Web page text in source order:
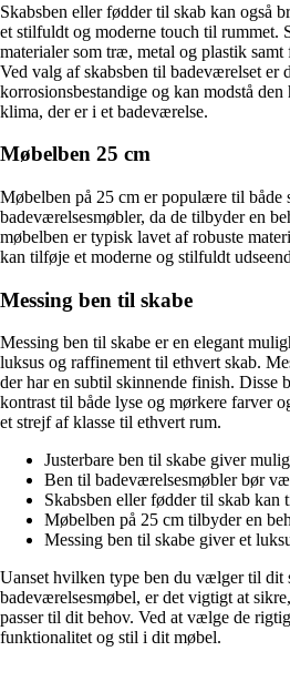
Skabsben eller fødder til skab kan også
et stilfuldt og moderne touch til rummet.
materialer som træ, metal og plastik
Ved valg af skabsben til badeværelset er
korrosionsbestandige og kan modstå
klima, der er i et badeværelse.
Møbelben 25 cm
Møbelben på 25 cm er populære til både
badeværelsesmøbler, da de tilbyder en
møbelben er typisk lavet af robuste
kan tilføje et moderne og stilfuldt
Messing ben til skabe
Messing ben til skabe er en elegant
luksus og raffinement til ethvert skab.
der har en subtil skinnende finish. Disse
kontrast til både lyse og mørkere farver
et strejf af klasse til ethvert rum.
Justerbare ben til skabe giver
Ben til badeværelsesmøbler bør
Skabsben eller fødder til skab
Møbelben på 25 cm tilbyder en
Messing ben til skabe giver et
Uanset hvilken type ben du vælger til dit
badeværelsesmøbel, er det vigtigt at
passer til dit behov. Ved at vælge de
funktionalitet og stil i dit møbel.